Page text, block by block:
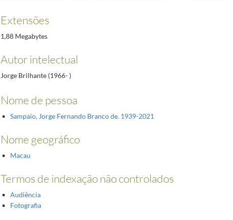
Extensões
1,88 Megabytes
Autor intelectual
Jorge Brilhante (1966- )
Nome de pessoa
Sampaio, Jorge Fernando Branco de. 1939-2021
Nome geográfico
Macau
Termos de indexação não controlados
Audiência
Fotografia